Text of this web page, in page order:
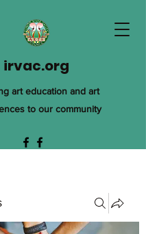
irvac.org
art education and art
to our community